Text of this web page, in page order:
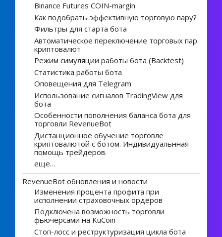
Binance Futures COIN-margin
Как подобрать эффективную торговую пару?
Фильтры для старта бота
Автоматическое переключение торговых пар
криптовалют
Режим симуляции работы бота (Backtest)
Статистика работы бота
Оповещения для Telegram
Использование сигналов TradingView для
бота
Особенности пополнения баланса бота для
торговли RevenueBot
Дистанционное обучение торговле
криптовалютой с ботом. Индивидуальнная
помощь трейдеров.
еще…
RevenueBot обновления и новости
Изменения процента профита при
исполнении страховочных ордеров
Подключена возможность торговли
фьючерсами на KuCoin
Стоп-лосс и реструктуризация цикла бота